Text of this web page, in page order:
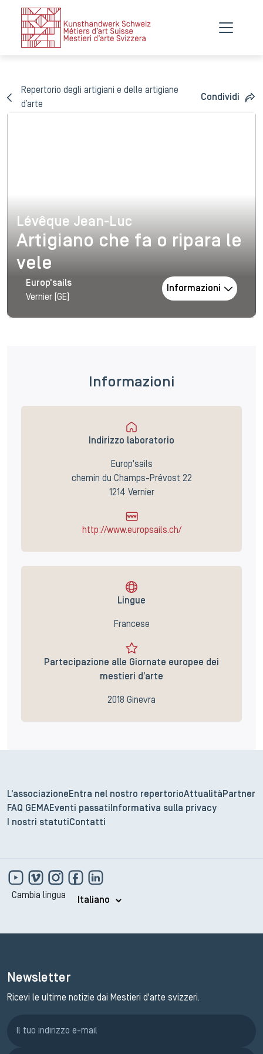
Repertorio degli artigiani e delle artigiane
d’arte
Condividi
Lévêque Jean-Luc
Lévêque Jean-Luc
Artigiano che fa o ripara le
vele
Europ'sails
Vernier (GE)
Informazioni
Informazioni
Indirizzo laboratorio
Europ'sails
chemin du Champs-Prévost 22
1214 Vernier
http://www.europsails.ch/
Lingue
Francese
Partecipazione alle Giornate europee dei
mestieri d’arte
2018 Ginevra
L'associazione Entra nel nostro repertorioAttualità Partner
FAQ GEMAEventi passati
Informativa sulla privacy
I nostri statuti Contatti
Cambia lingua
Newsletter
Ricevi le ultime notizie dai Mestieri d'arte svizzeri.